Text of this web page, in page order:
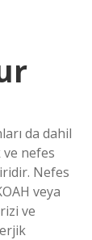
da dahil
nefes
Nefes
veya
ve